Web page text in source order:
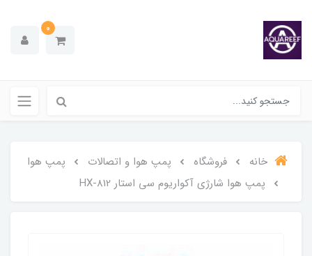
0
خانه فروشگاه پمپ هوا و اتصالات
پمپ هوا
پمپ هوا شارژی آکواریوم سی استار HX-812